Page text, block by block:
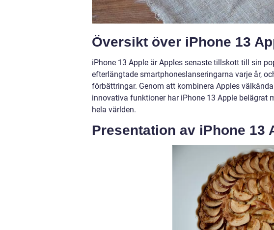
Översikt över iPhone 13
iPhone 13 Apple är Apples senaste tillskott till sin
efterlängtade smartphoneslanseringarna varje år,
förbättringar. Genom att kombinera Apples
innovativa funktioner har iPhone 13 Apple belägrat
hela världen.
Presentation av iPhone 13